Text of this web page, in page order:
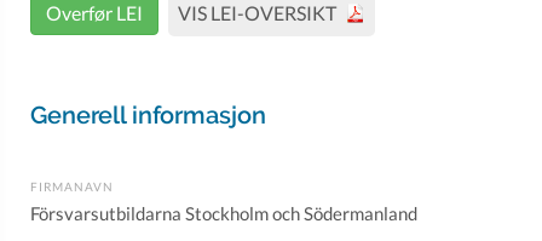
Overfør LEI VIS LEI-OVERSIKT
Generell informasjon
FIRMANAVN
Försvarsutbildarna Stockholm och Södermanland